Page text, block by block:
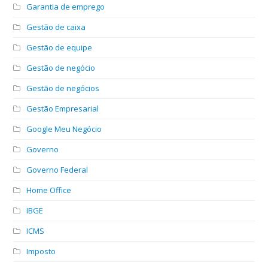
Garantia de emprego
Gestão de caixa
Gestão de equipe
Gestão de negócio
Gestão de negócios
Gestão Empresarial
Google Meu Negócio
Governo
Governo Federal
Home Office
IBGE
ICMS
Imposto